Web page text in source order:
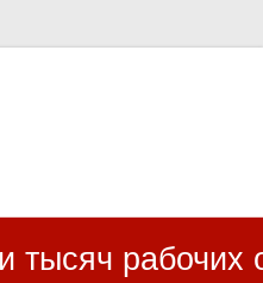
ЗВК
тысяч рабочих